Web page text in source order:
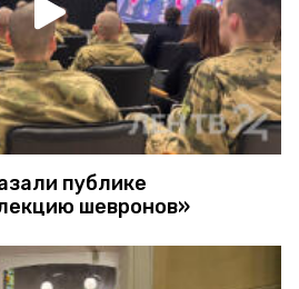
публике
шевронов»